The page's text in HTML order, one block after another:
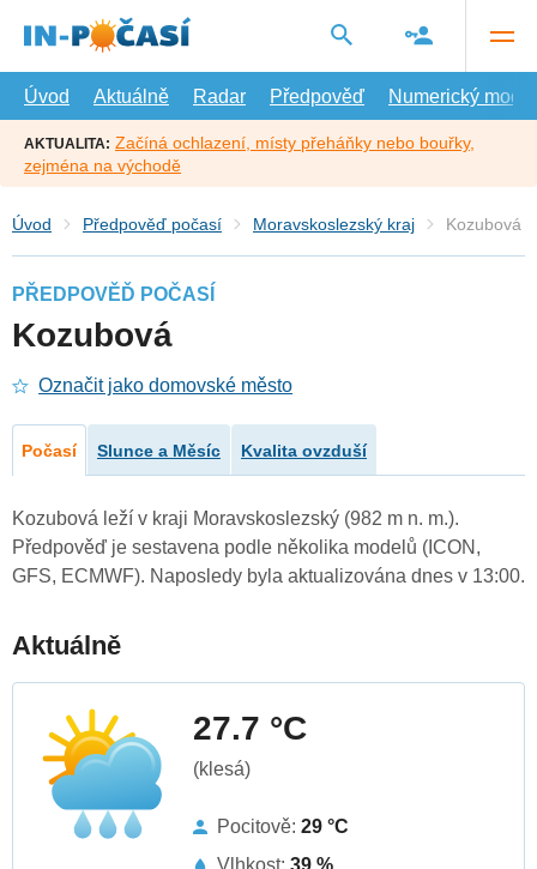
hlavní
Úvod
Aktuálně Radar Předpověď Numerický model
AKTUALITA: Začíná ochlazení, místy přeháňky nebo bouřky,
zejména na východě
Úvod Předpověď počasí Moravskoslezský kraj Kozubová
PŘEDPOVĚĎ POČASÍ
Kozubová
Označit jako domovské město
Počasí Slunce a Měsíc Kvalita ovzduší
Kozubová leží v kraji Moravskoslezský (982 m n. m.).
Předpověď je sestavena podle několika modelů (ICON,
GFS, ECMWF). Naposledy byla aktualizována dnes v 13:00.
Aktuálně
27.7 °C
(klesá)
Pocitově: 29 °C